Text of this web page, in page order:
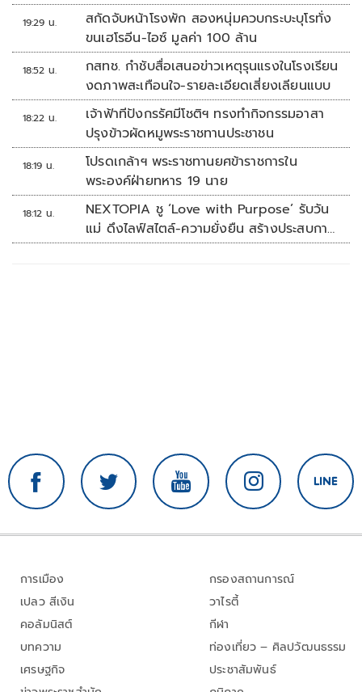
19:29 น.
สกัดจับหน้าโรงพัก สองหนุ่มควบกระบะบุโรทั่ง
ขนเฮโรอีน-ไอซ์ มูลค่า 100 ล้าน
18:52 น.
กสทช. กำชับสื่อเสนอข่าวเหตุรุนแรงในโรงเรียน
งดภาพสะเทือนใจ-รายละเอียดเสี่ยงเลียนแบบ
18:22 น.
เจ้าฟ้าทีปังกรรัศมีโชติฯ ทรงทำกิจกรรมอาสา
ปรุงข้าวผัดหมูพระราชทานประชาชน
18:19 น.
โปรดเกล้าฯ พระราชทานยศข้าราชการใน
พระองค์ฝ่ายทหาร 19 นาย
18:12 น.
NEXTOPIA ชู ‘Love with Purpose’ รับวัน
แม่ ดึงไลฟ์สไตล์-ความยั่งยืน สร้างประสบกา
รณ์ช้อปปิงมีความหมาย
การเมือง
เปลว สีเงิน
คอลัมนิสต์
บทความ
เศรษฐกิจ
กรองสถานการณ์
วาไรตี้
กีฬา
ท่องเที่ยว – ศิลปวัฒนธรรม
ประชาสัมพันธ์